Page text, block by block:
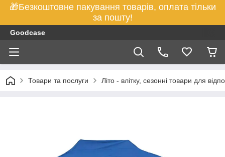
🎁Безкоштовне пакування товарів, оплата тільки
за пошту!
Goodcase
Товари та послуги Літо - влітку, сезонні товари для